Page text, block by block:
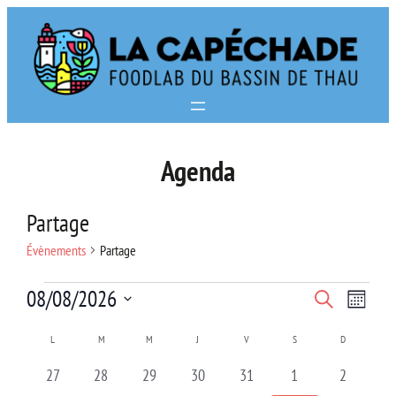
contenu
Agenda
Partage
Évènements Partage
Évènements Recherche
Mois
08/08/2026
date.
Calendrier
de
L M M J VVENDREDI SSAMEDI DDIMANCHE
0
27
0
28
0
29
0
30
0
31
01
0
2